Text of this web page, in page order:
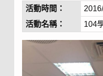
活動時間：
活動名稱：
104